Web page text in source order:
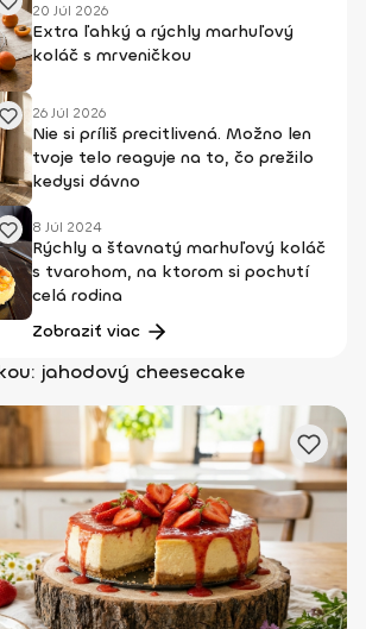
20 Júl 2026
Extra ľahký a rýchly marhuľový
koláč s mrveničkou
26 Júl 2026
Nie si príliš precitlivená. Možno len
tvoje telo reaguje na to, čo prežilo
kedysi dávno
8 Júl 2024
Rýchly a šťavnatý marhuľový koláč
s tvarohom, na ktorom si pochutí
celá rodina
Zobraziť viac
jahodový cheesecake